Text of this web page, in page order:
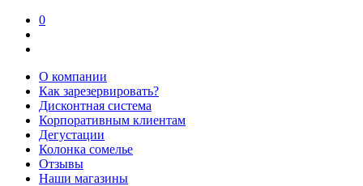
0
О компании
Как зарезервировать?
Дисконтная система
Корпоративным клиентам
Дегустации
Колонка сомелье
Отзывы
Наши магазины